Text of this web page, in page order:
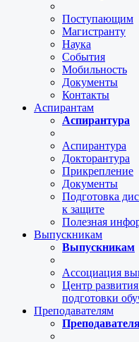
Поступающим
Магистранту
Наука
События
Мобильность
Документы
Контакты
Аспирантам
Аспирантура
Аспирантура
Докторантура
Прикрепление
Документы
Подготовка
к защите
Полезная
Выпускникам
Выпускникам
Ассоциация
Центр
подготовки
Преподавателям